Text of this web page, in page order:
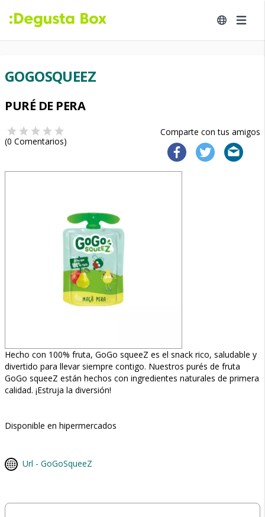
GOGOSQUEEZ
PURÉ DE PERA
Comparte con tus amigos
(0 Comentarios)
Hecho con 100% fruta, GoGo squeeZ es el snack rico, saludable y
divertido para llevar siempre contigo. Nuestros purés de fruta
GoGo squeeZ están hechos con ingredientes naturales de primera
calidad. ¡Estruja la diversión!
Disponible en hipermercados
Url - GoGoSqueeZ